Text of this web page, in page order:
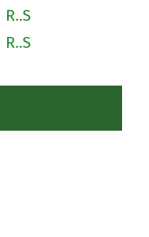
R..S
R..S